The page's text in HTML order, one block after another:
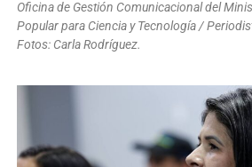
Oficina de Gestión Comunicacional del
Popular para Ciencia y Tecnología /
Fotos: Carla Rodríguez.